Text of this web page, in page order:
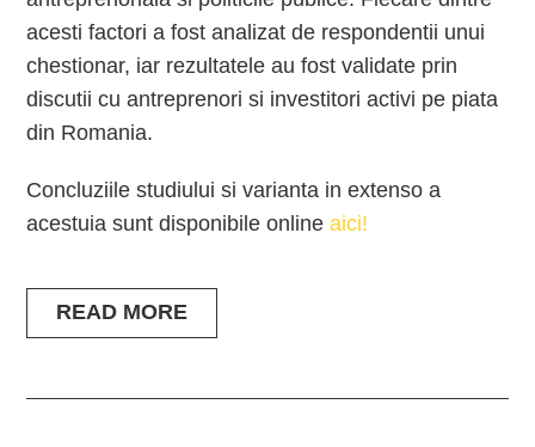
acesti factori a fost analizat de respondentii unui
chestionar, iar rezultatele au fost validate prin
discutii cu antreprenori si investitori activi pe piata
din Romania.
Concluziile studiului si varianta in extenso a
acestuia sunt disponibile onlineaici!
READ MORE